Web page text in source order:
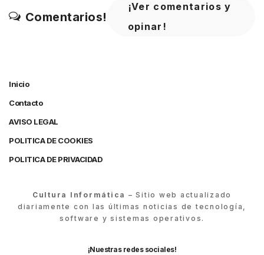
Comentarios!
¡Ver comentarios y
opinar!
Inicio
Contacto
AVISO LEGAL
POLITICA DE COOKIES
POLITICA DE PRIVACIDAD
Cultura Informática – Sitio web actualizado
diariamente con las últimas noticias de tecnología,
software y sistemas operativos.
¡Nuestras redes sociales!